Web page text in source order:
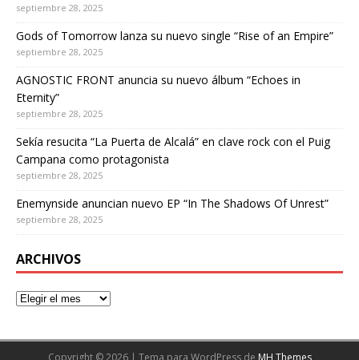
septiembre 28, 2025
Gods of Tomorrow lanza su nuevo single “Rise of an Empire”
septiembre 28, 2025
AGNOSTIC FRONT anuncia su nuevo álbum “Echoes in
Eternity”
septiembre 28, 2025
Sekía resucita “La Puerta de Alcalá” en clave rock con el Puig
Campana como protagonista
septiembre 28, 2025
Enemynside anuncian nuevo EP “In The Shadows Of Unrest”
septiembre 28, 2025
ARCHIVOS
Copyright © 2026 | Tema para WordPress de MH Themes